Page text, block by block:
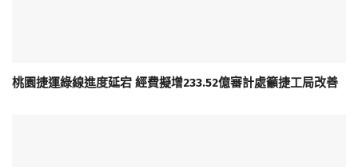
桃園捷運綠線進度延宕 經費擬增233.52億審計處籲捷工局改善